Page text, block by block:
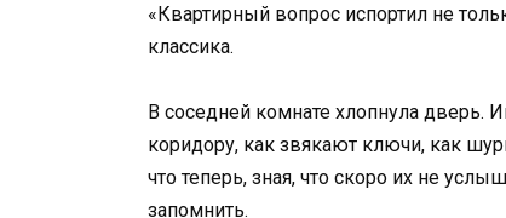
«Квартирный вопрос испортил не
классика.
В соседней комнате хлопнула дверь.
коридору, как звякают ключи, как
что теперь, зная, что скоро их не
запомнить.